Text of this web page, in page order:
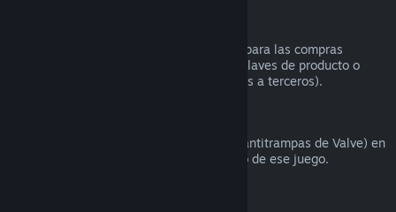
Valve no puede proporcionar reembolsos para las compras
realizadas fuera de Steam (por ejemplo, claves de producto o
tarjetas de la Cartera de Steam compradas a terceros).
Si te han bloqueado por VAC (el sistema antitrampas de Valve) en
un juego, pierdes el derecho al reembolso de ese juego.